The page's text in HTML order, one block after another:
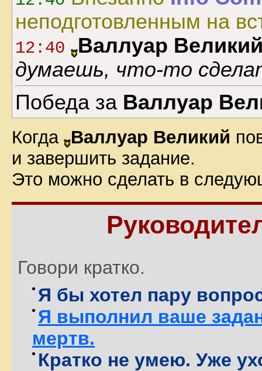
неподготовленным на
12:40
Валлуар
думаешь, что-то
Победа за Валлуар
Когда Валлуар Великий
и завершить задание.
Это можно сделать в
Говори кратко.
Я бы хотел пару
Я выполнил ваше
мертв.
Кратко не умею. Уже